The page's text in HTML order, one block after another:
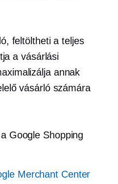
feltöltheti a teljes
a vásárlási
annak
vásárló számára
Google Shopping
Merchant Center